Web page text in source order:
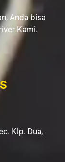
Anda bisa
Kami.
Klp. Dua,